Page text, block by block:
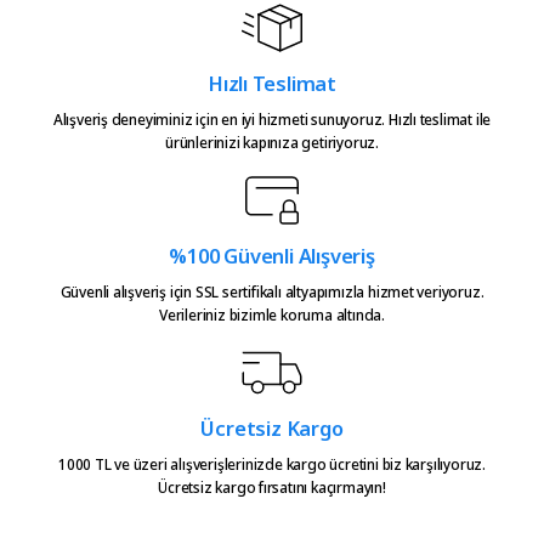
Bu ürüne benzer farklı alternatifler olmalı.
Gönder
Hızlıca kargo elime ulaştı
emeğinize sağlık çok teşekkürler
Urun takibiniz cok guzel. Urunu
alinca tum asamalar mail olatak
bilgilendirme yapiliyor ve ayni
Hızlı Teslimat
Alışveriş deneyiminiz için en iyi hizmeti sunuyoruz. Hızlı teslimat ile
ürünlerinizi kapınıza getiriyoruz.
%100 Güvenli Alışveriş
Güvenli alışveriş için SSL sertifikalı altyapımızla hizmet veriyoruz.
Verileriniz bizimle koruma altında.
Ücretsiz Kargo
1000 TL ve üzeri alışverişlerinizde kargo ücretini biz karşılıyoruz.
Ücretsiz kargo fırsatını kaçırmayın!